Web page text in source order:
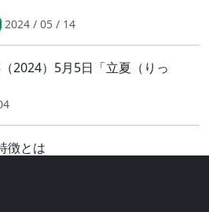
2024 / 05 / 14
2024）5月5日「立夏（りっ
徴とは